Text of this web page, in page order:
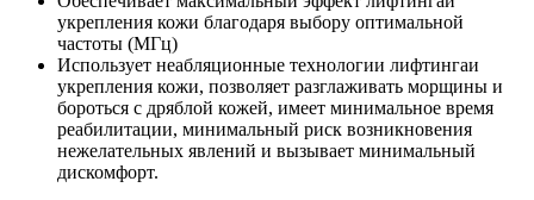
укрепления кожи благодаря выбору оптимальной
частоты (МГц)
Использует неабляционные технологии лифтингаи
укрепления кожи, позволяет разглаживать морщины и
бороться с дряблой кожей, имеет минимальное время
реабилитации, минимальный риск возникновения
нежелательных явлений и вызывает минимальный
дискомфорт.